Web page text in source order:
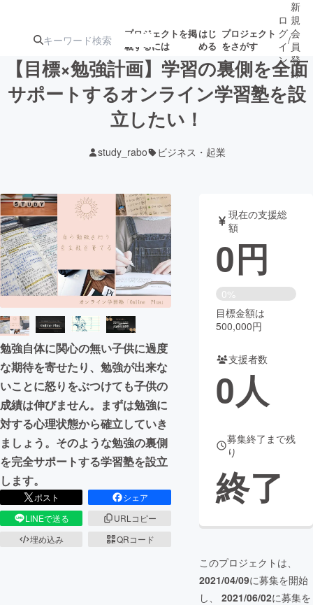
プロジェクトを掲
載するには
はじ
める
プロジェクト
をさがす
注目の新着プロ募集終了が近いプ
テクノロジー・ガジェット
映像・映画 書籍・雑誌
ビジネス・起業 チャレンジ
まちづくり・地域活性化
CAMPFIRE for Social Good
CAMPFIRE Creation
CAMPFIREふるさと納税machi-ya コミュニティ
ロ
グ
イ
ン
/
新
規
会
員
登
録
【目標×勉強計画】学習の裏側を全面
サポートするオンライン学習塾を設
立したい！
study_rabo ビジネス・起業
勉強自体に関心の無い子供に過度
な期待を寄せたり、勉強が出来な
いことに怒りをぶつけても子供の
成績は伸びません。まずは勉強に
対する心理状態から確立していき
ましょう。そのような勉強の裏側
を完全サポートする学習塾を設立
します。
ポスト
シェア
LINEで送る
URLコピー
埋め込み
QRコード
現在の支援総
額
0円
0%
目標金額は
500,000円
支援者数
0人
募集終了まで残
り
終了
このプロジェクトは、
2021/04/09に募集を開始
し、 2021/06/02に募集を